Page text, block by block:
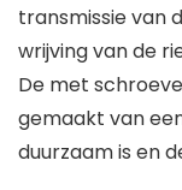
transmissie van
wrijving van de
De met
gemaakt van
duurzaam is en